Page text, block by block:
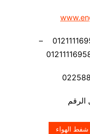
موبايل: 01211116954 – 01211116955 –
الهواء